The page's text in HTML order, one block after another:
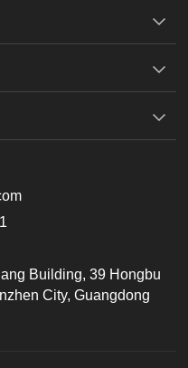
Building, 39 Hongbu
City, Guangdong